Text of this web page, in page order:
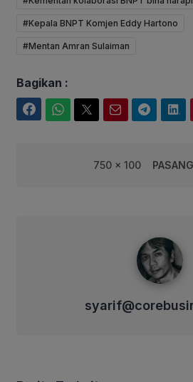
#Kepala BNPT Komjen Eddy Hartono
#Mentan Amran Sulaiman
Bagikan :
750 x 100